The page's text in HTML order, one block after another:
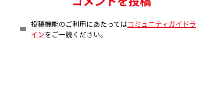
投稿機能のご利用にあたってはコミュニティガイドラ
インをご一読ください。